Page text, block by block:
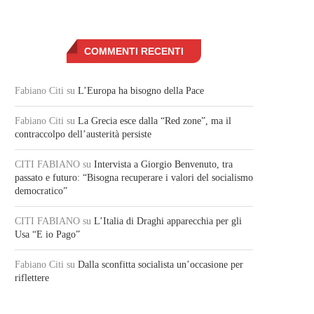
COMMENTI RECENTI
Fabiano Citi su L’Europa ha bisogno della Pace
Fabiano Citi su La Grecia esce dalla “Red zone”, ma il
contraccolpo dell’austerità persiste
CITI FABIANO su Intervista a Giorgio Benvenuto, tra
passato e futuro: “Bisogna recuperare i valori del socialismo
democratico”
CITI FABIANO su L’Italia di Draghi apparecchia per gli
Usa “E io Pago”
Fabiano Citi su Dalla sconfitta socialista un’occasione per
riflettere